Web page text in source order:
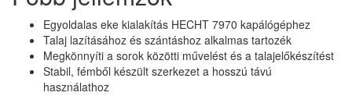
Egyoldalas eke kialakítás HECHT 7970 kapálógéphez
Talaj lazításához és szántáshoz alkalmas tartozék
Megkönnyíti a sorok közötti művelést és a talajelőkészítést
Stabil, fémből készült szerkezet a hosszú távú
használathoz